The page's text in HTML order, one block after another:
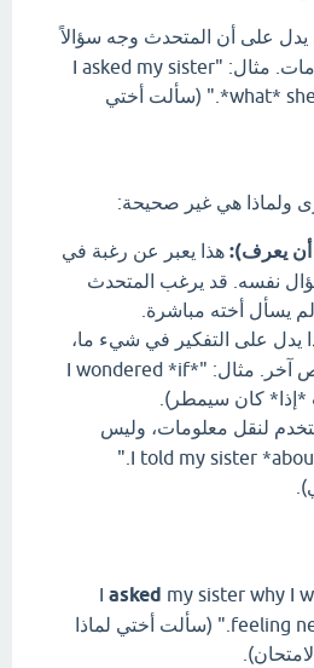
يدل على أن المتحدث وجه سؤالاً
لأخته للحصول على معلومات. مثال: "I asked my sister
*what* she thought of the movie." (سألت أختي
ولماذا هي غير صحيحة:
هذا يعبر عن رغبة في
نفسه. قد يرغب المتحدث
يسأل أخته مباشرة.
يدل على التفكير في شيء ما،
وليس توجيه سؤال لشخص آخر. مثال: "I wondered *if*
لنقل معلومات، وليس
طلبها. مثال: "I told my sister *about* my day."
asked my sister why I
feeling nervous about the exam." (سألت أختي لماذا